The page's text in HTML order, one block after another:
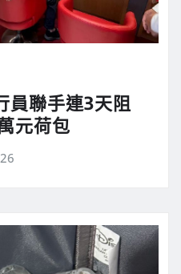
員聯手連3天阻
元荷包